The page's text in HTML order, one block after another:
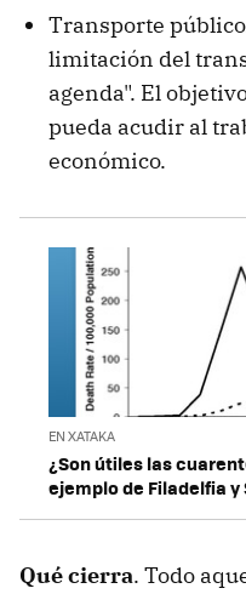
Transporte
limitación del
agenda". El
pueda acudir al
económico.
EN XATAKA
¿Son útiles las
ejemplo de Filadelfia y
Qué cierra. Todo